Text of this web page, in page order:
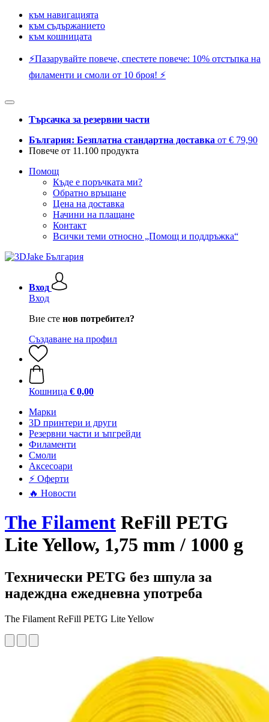
към навигацията
към съдържанието
към кошницата
⚡️Пазарувайте повече, спестете повече: 10% отстъпка на
филаменти и смоли от 10 броя! ⚡️
Търсачка за резервни части
България: Безплатна стандартна доставка от € 79,90
Повече от 11.100 продукта
Помощ
Къде е поръчката ми?
Обратно връщане
Цена на доставка
Начини на плащане
Контакт
Всички теми относно „Помощ и поддръжка“
Вход
Вход
Вие сте нов потребител?
Създаване на профил
Кошница € 0,00
Mарки
3D принтери и други
Резервни части и ъпгрейди
Филаменти
Смоли
Аксесоари
⚡ Оферти
🔥 Новости
The Filament ReFill PETG
Lite Yellow, 1,75 mm / 1000 g
Технически PETG без шпула за
надеждна ежедневна употреба
The Filament ReFill PETG Lite Yellow